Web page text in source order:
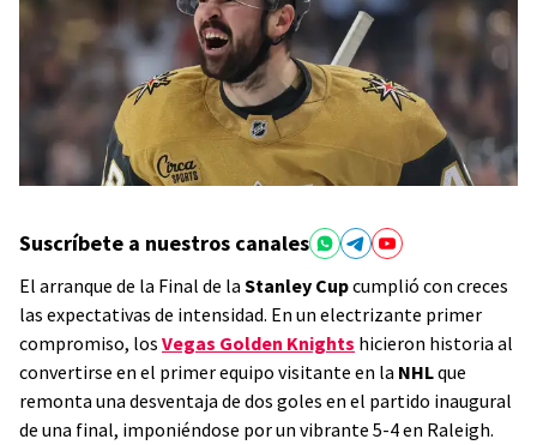
Suscríbete a nuestros canales
El arranque de la Final de la Stanley Cupcumplió con creces
las expectativas de intensidad. En un electrizante primer
compromiso, los Vegas Golden Knights hicieron historia al
convertirse en el primer equipo visitante en la NHLque
remonta una desventaja de dos goles en el partido inaugural
de una final, imponiéndose por un vibrante 5-4 en Raleigh.